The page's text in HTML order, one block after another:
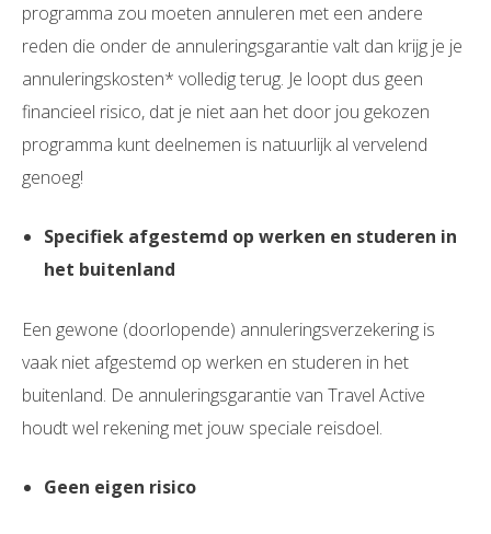
programma zou moeten annuleren met een andere
reden die onder de annuleringsgarantie valt dan krijg je je
annuleringskosten* volledig terug. Je loopt dus geen
financieel risico, dat je niet aan het door jou gekozen
programma kunt deelnemen is natuurlijk al vervelend
genoeg!
Specifiek afgestemd op werken en studeren in
het buitenland
Een gewone (doorlopende) annuleringsverzekering is
vaak niet afgestemd op werken en studeren in het
buitenland. De annuleringsgarantie van Travel Active
houdt wel rekening met jouw speciale reisdoel.
Geen eigen risico